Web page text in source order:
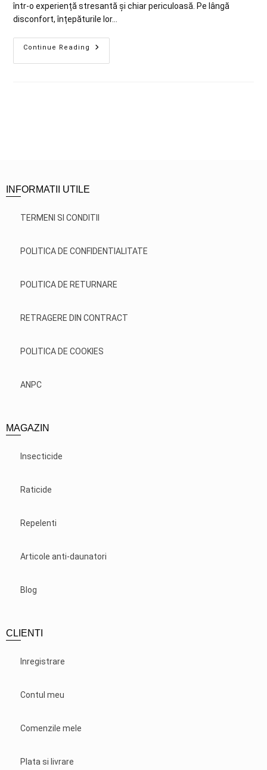
într-o experiență stresantă și chiar periculoasă. Pe lângă
disconfort, înțepăturile lor…
Continue Reading
INFORMATII UTILE
TERMENI SI CONDITII
POLITICA DE CONFIDENTIALITATE
POLITICA DE RETURNARE
RETRAGERE DIN CONTRACT
POLITICA DE COOKIES
ANPC
MAGAZIN
Insecticide
Raticide
Repelenti
Articole anti-daunatori
Blog
CLIENTI
Inregistrare
Contul meu
Comenzile mele
Plata si livrare